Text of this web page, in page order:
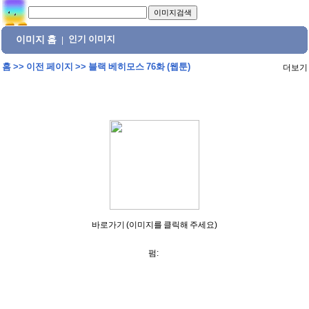
이미지 홈 인기 이미지
홈>> 이전 페이지 >> 블랙 베히모스 76화 (웹툰) 더보기
바로가기 (이미지를 클릭해 주세요)
펌: